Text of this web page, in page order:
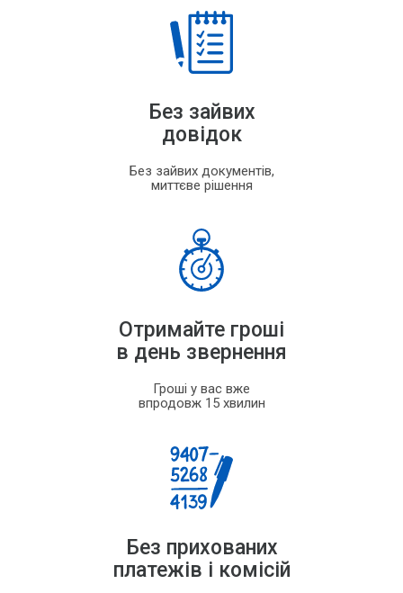
Без зайвих
довідок
Без зайвих документів,
миттєве рішення
Отримайте гроші
в день звернення
Гроші у вас вже
впродовж 15 хвилин
Без прихованих
платежів і комісій